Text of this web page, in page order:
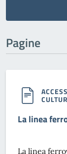
Pagine
La linea
La linea